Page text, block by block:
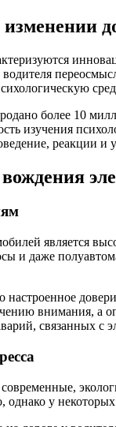
более 10
изучения
реакции и
является
и даже
настроенное
внимания,
связанных
у